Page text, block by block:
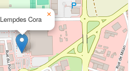
Lempdes Cora
×